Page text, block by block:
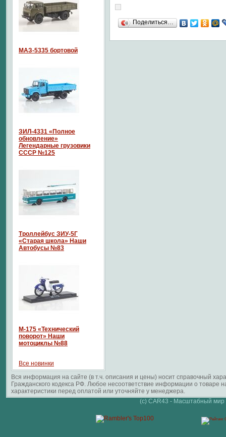
Поделиться…
МАЗ-5335 бортовой
ЗИЛ-4331 «Полное
обновление»
Легендарные грузовики
СССР №125
Троллейбус ЗИУ-5Г
«Старая школа» Наши
Автобусы №83
М-175 «Технический
поворот» Наши
мотоциклы №88
Все новинки
Вся информация на сайте (в т.ч. описания и цены) носит справочный
Гражданского кодекса РФ. Любое несоответствие информации о
характеристики перед оплатой или уточняйте у менеджера.
(c) CAR43 - Масштабный мир